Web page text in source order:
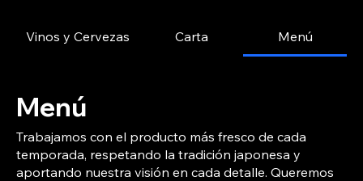
Vinos y Cervezas Carta Menú
Menú
Trabajamos con el producto más fresco de cada
temporada, respetando la tradición japonesa y
aportando nuestra visión en cada detalle. Queremos